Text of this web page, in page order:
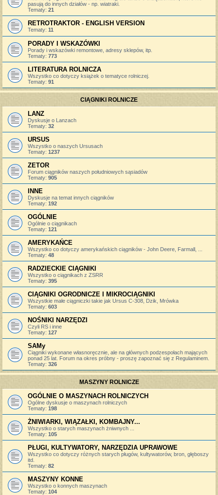
pasują do innych działów - np. wiatraki.
Tematy: 21
RETROTRAKTOR - ENGLISH VERSION
Tematy: 11
PORADY I WSKAZÓWKI
Porady i wskazówki remontowe, adresy sklepów, itp.
Tematy: 773
LITERATURA ROLNICZA
Wszystko co dotyczy książek o tematyce rolniczej.
Tematy: 91
CIĄGNIKI ROLNICZE
LANZ
Dyskusje o Lanzach
Tematy: 32
URSUS
Wszystko o naszych Ursusach
Tematy: 1237
ZETOR
Forum ciągników naszych południowych sąsiadów
Tematy: 905
INNE
Dyskusje na temat innych ciągników
Tematy: 192
OGÓLNIE
Ogólnie o ciągnikach
Tematy: 121
AMERYKAŃCE
Wszystko co dotyczy amerykańskich ciągników - John Deere, Farmall, ...
Tematy: 48
RADZIECKIE CIĄGNIKI
Wszystko o ciągnikach z ZSRR
Tematy: 395
CIĄGNIKI OGRODNICZE I MIKROCIĄGNIKI
Wszystkie małe ciągniczki takie jak Ursus C-308, Dzik, Mrówka
Tematy: 603
NOŚNIKI NARZĘDZI
Czyli RS i inne
Tematy: 127
SAMy
Ciągniki wykonane własnoręcznie, ale na głównych podzespołach mających
ponad 25 lat. Forum na okres próbny - proszę zapoznać się z Regulaminem.
Tematy: 326
MASZYNY ROLNICZE
OGÓLNIE O MASZYNACH ROLNICZYCH
Ogólne dyskusje o maszynach rolniczych
Tematy: 198
ŻNIWIARKI, WIĄZAŁKI, KOMBAJNY...
Wszystko o starych maszynach żniwnych ...
Tematy: 105
PŁUGI, KULTYWATORY, NARZĘDZIA UPRAWOWE
Wszystko co dotyczy różnych starych pługów, kultywatorów, bron, głęboszy
itd.
Tematy: 82
MASZYNY KONNE
Wszystko o konnych maszynach
Tematy: 104